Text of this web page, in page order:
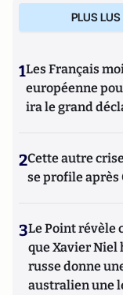
PLUS LUS
1Les Français
européenne
ira le grand
2Cette autre
se profile après
3Le Point révèle
que Xavier Niel
russe donne
australien une